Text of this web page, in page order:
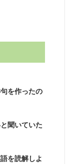
を作ったの
聞いていた
を読解しよ